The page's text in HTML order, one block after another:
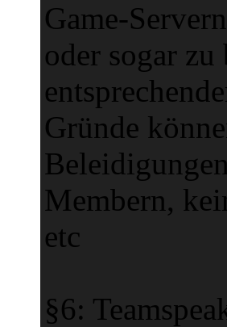
Game-
oder sogar
Gründe
Membern,
etc
§6: